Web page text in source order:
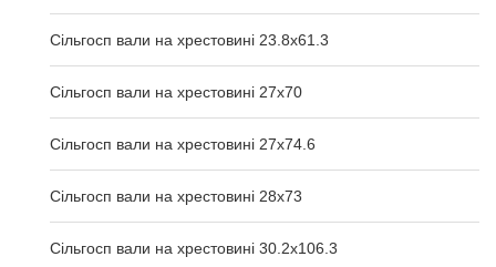
Сільгосп вали на хрестовині 23.8х61.3
Сільгосп вали на хрестовині 27х70
Сільгосп вали на хрестовині 27х74.6
Сільгосп вали на хрестовині 28х73
Сільгосп вали на хрестовині 30.2x106.3